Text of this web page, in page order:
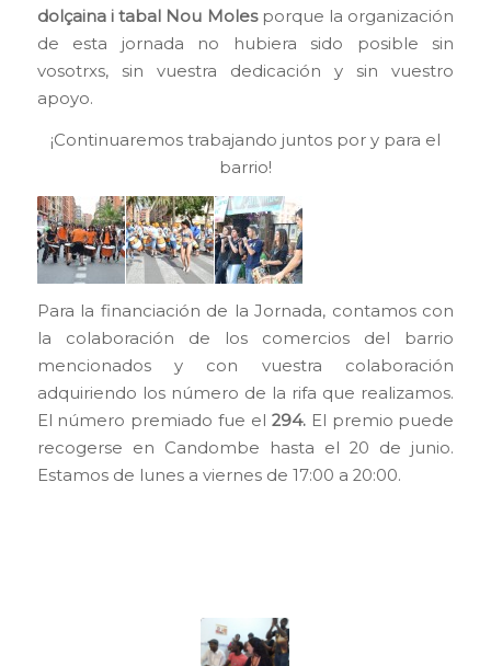
dolçaina i tabal Nou Molesporque la organización
de esta jornada no hubiera sido posible sin
vosotrxs, sin vuestra dedicación y sin vuestro
apoyo.
¡Continuaremos trabajando juntos por y para el
barrio!
Para la financiación de la Jornada, contamos con
la colaboración de los comercios del barrio
mencionados y con vuestra colaboración
adquiriendo los número de la rifa que realizamos.
El número premiado fue el 294. El premio puede
recogerse en Candombe hasta el 20 de junio.
Estamos de lunes a viernes de 17:00 a 20:00.